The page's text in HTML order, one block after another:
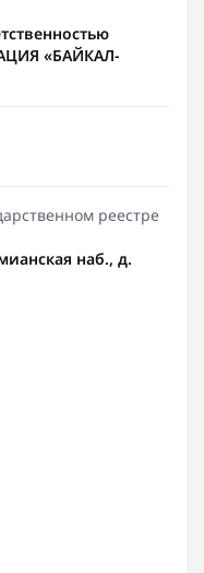
«БАЙКАЛ-
реестре
наб., д.